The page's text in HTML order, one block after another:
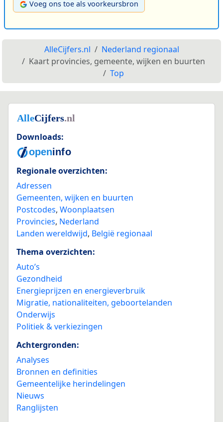
Voeg ons toe als voorkeursbron
AlleCijfers.nl
Nederland regionaal
Kaart provincies, gemeente, wijken en buurten
Top
Downloads:
Regionale overzichten:
Adressen
Gemeenten, wijken en buurten
Postcodes, Woonplaatsen
Provincies, Nederland
Landen wereldwijd, België regionaal
Thema overzichten:
Auto’s
Gezondheid
Energieprijzen en energieverbruik
Migratie, nationaliteiten, geboortelanden
Onderwijs
Politiek & verkiezingen
Achtergronden:
Analyses
Bronnen en definities
Gemeentelijke herindelingen
Nieuws
Ranglijsten